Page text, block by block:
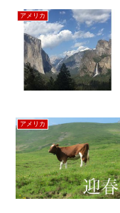
アメリカ
アメリカ